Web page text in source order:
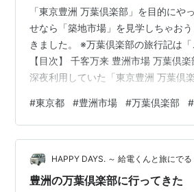
「東京豊洲 万葉倶楽部」を目的にや
せなら「築地市場」を見学しちゃお
きました。 ※万葉倶楽部の旅行記は
【目次】 千客万来 豊洲市場 万葉倶
深夜利用していた「東京豊洲 万葉倶
ス。でも、一度車に戻ってカメラを持
階から出て… 「豊洲 千客万来」を抜
ほう、ここが千客万来か。確かに色
もちろん、まだ営業時間外なので閉ま
（笑） そういえば、こちらの「豊洲
#東京都 #豊洲市場 #万葉倶楽部 #
HAPPY DAYS. ～ 給電くんと旅にでる
豊洲の万葉倶楽部に行ってきた